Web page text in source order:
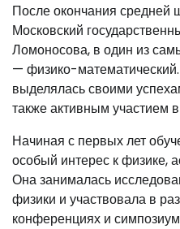
После окончания средней
Московский
Ломоносова, в один из
— физико-
выделялась своими
также активным участием
Начиная с первых лет
особый интерес к физике,
Она занималась
физики и участвовала в
конференциях и